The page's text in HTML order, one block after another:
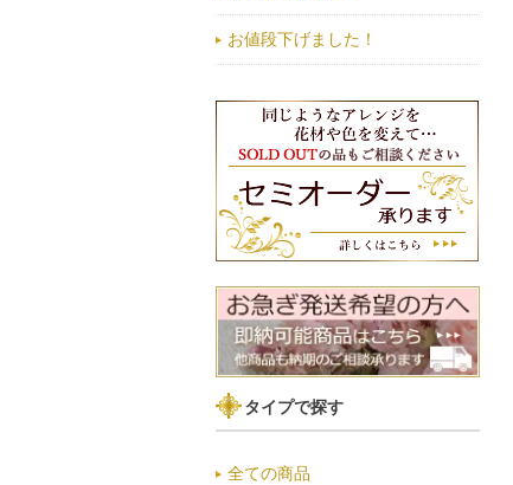
お値段下げました！
タイプで探す
全ての商品